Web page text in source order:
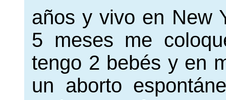
años y vivo en New
5 meses me
tengo 2 bebés y en
un aborto